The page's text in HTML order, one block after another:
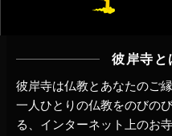
彼岸寺と
彼岸寺は仏教とあなたのご
一人ひとりの仏教をのびの
る、インターネット上のお寺